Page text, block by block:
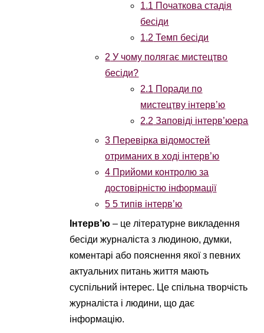
1.1 Початкова стадія
бесіди
1.2 Темп бесіди
2 У чому полягає мистецтво
бесіди?
2.1 Поради по
мистецтву інтерв’ю
2.2 Заповіді інтерв’юера
3 Перевірка відомостей
отриманих в ході інтерв’ю
4 Прийоми контролю за
достовірністю інформації
5 5 типів інтерв’ю
Інтерв’ю – це літературне викладення
бесіди журналіста з людиною, думки,
коментарі або пояснення якої з певних
актуальних питань життя мають
суспільний інтерес. Це спільна творчість
журналіста і людини, що дає
інформацію.